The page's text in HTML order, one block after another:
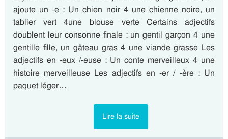
ajoute un -e : Un chien noir 4 une chienne noire, un
tablier vert 4une blouse verte Certains adjectifs
doublent leur consonne finale : un gentil garçon 4 une
gentille fille, un gâteau gras 4 une viande grasse Les
adjectifs en -eux /-euse : Un conte merveilleux 4 une
histoire merveilleuse Les adjectifs en -er / -ère : Un
paquet léger…
Lire la suite